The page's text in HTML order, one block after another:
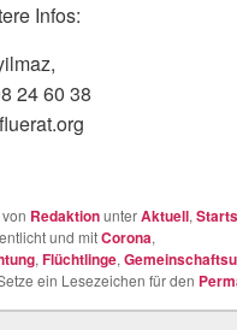
Infos:
24 60 38
RedaktionunterAktuell,
und mitCorona,
, Flüchtlinge,
ein Lesezeichen für den